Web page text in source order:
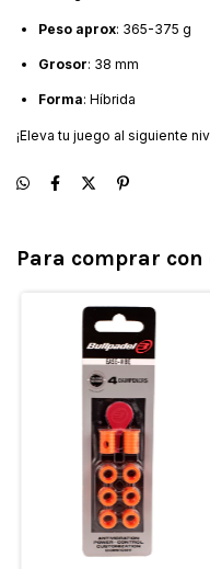
Peso aprox: 365-375 g
Grosor: 38 mm
Forma: Híbrida
¡Eleva tu juego al siguiente
Para comprar